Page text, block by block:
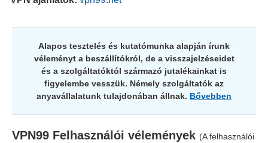
Alapos tesztelés és kutatómunka alapján írunk
véleményt a beszállítókról, de a visszajelzéseidet
és a szolgáltatóktól származó jutalékainkat is
figyelembe vesszük. Némely szolgáltatók az
anyavállalatunk tulajdonában állnak. Bővebben
VPN99 Felhasználói vélemények (A felhasználói